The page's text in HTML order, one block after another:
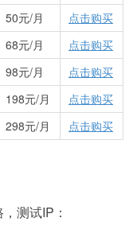
50元/月
点击购买
68元/月
点击购买
98元/月
点击购买
198元/月
点击购买
298元/月 点击购买
测试IP：